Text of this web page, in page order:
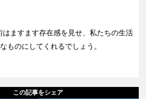
はますます存在感を見せ、私たちの生活
ものにしてくれるでしょう。
この記事をシェア